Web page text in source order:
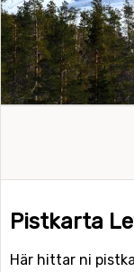
Pistkarta
Här hittar ni